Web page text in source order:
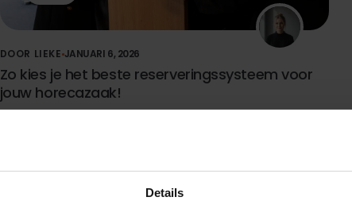
Details
DOOR LIEKE JANUARI 6, 2026
Zo kies je het beste reserveringssysteem voor
jouw horecazaak!